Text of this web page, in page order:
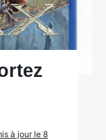
à jour le 8